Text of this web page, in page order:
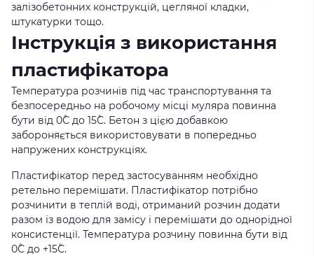
залізобетонних конструкцій, цегляної кладки,
штукатурки тощо.
Інструкція з використання
пластифікатора
Температура розчинів під час транспортування та
безпосередньо на робочому місці муляра повинна
бути від 0˚С до 15˚С. Бетон з цією добавкою
забороняється використовувати в попередньо
напружених конструкціях.
Пластифікатор перед застосуванням необхідно
ретельно перемішати. Пластифікатор потрібно
розчинити в теплій воді, отриманий розчин додати
разом із водою для замісу і перемішати до однорідної
консистенції. Температура розчину повинна бути від
0˚С до +15˚С.